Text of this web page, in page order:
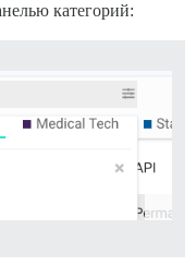
категорий: